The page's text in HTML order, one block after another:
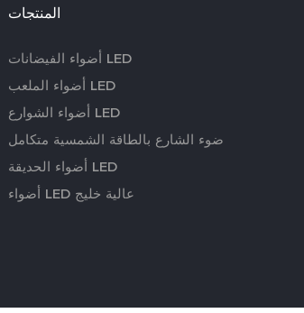
المنتجات
أضواء الفيضانات LED
أضواء الملعب LED
أضواء الشوارع LED
ضوء الشارع بالطاقة الشمسية متكامل
أضواء الحديقة LED
أضواء LED عالية خليج